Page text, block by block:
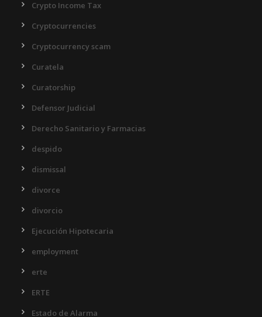
Crypto Income Tax
Cryptocurrencies
Cryptocurrency scam
Curatela
Curatorship
Defensor Judicial
Derecho Sanitario y Farmacias
despido
dismissal
divorce
divorcio
Ejecución Hipotecaria
employment
erte
ERTE
Estado de Alarma